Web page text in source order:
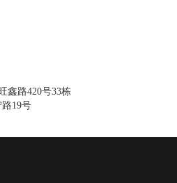
鑫路420号33栋
19号